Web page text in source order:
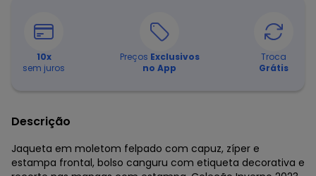
10x
sem juros
Preços Exclusivos
no App
Troca
Grátis
Descrição
Jaqueta em moletom felpado com capuz, zíper e
estampa frontal, bolso canguru com etiqueta decorativa e